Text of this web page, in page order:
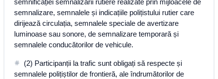
semnificației semnalizării rutiere realizate prin mijloacele de
semnalizare, semnalele și indicațiile polițistului rutier care
dirijează circulația, semnalele speciale de avertizare
luminoase sau sonore, de semnalizare temporară și
semnalele conducătorilor de vehicule.
(2) Participanții la trafic sunt obligați să respecte și
semnalele polițiștilor de frontieră, ale îndrumătorilor de